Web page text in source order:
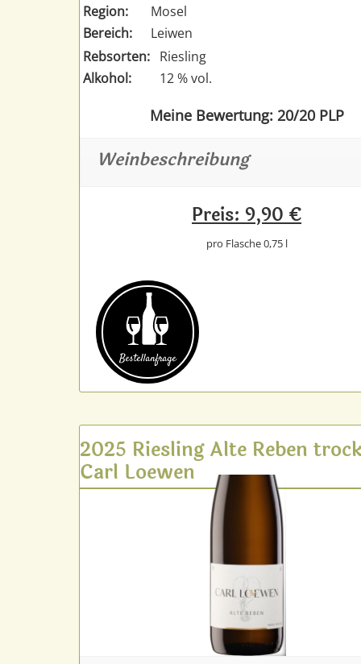
Region:
Mosel
Bereich:
Leiwen
Rebsorten: Riesling
Alkohol:
12 % vol.
Meine Bewertung: 20/20 PLP
Weinbeschreibung
Preis: 9,90 €
pro Flasche 0,75 l
Bestell­anfrage
2025 Riesling Alte Reben
Carl Loewen